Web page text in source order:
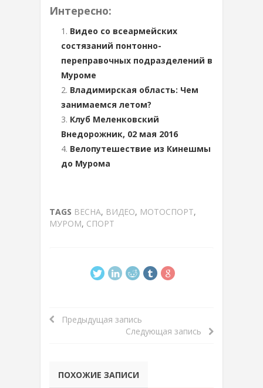
Интересно:
Видео со всеармейских
состязаний понтонно-
переправочных подразделений в
Муроме
Владимирская область: Чем
занимаемся летом?
Клуб Меленковский
Внедорожник, 02 мая 2016
Велопутешествие из Кинешмы
до Мурома
TAGS ВЕСНА, ВИДЕО, МОТОСПОРТ,
МУРОМ, СПОРТ
Предыдущая запись
Следующая запись
ПОХОЖИЕ ЗАПИСИ